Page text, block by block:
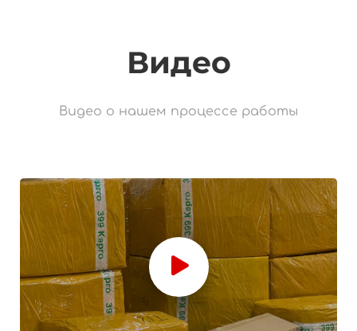
Видео
Видео о нашем процессе работы